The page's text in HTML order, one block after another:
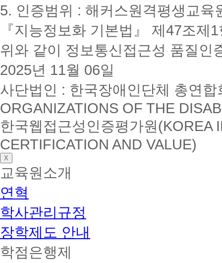
5. 인증범위 : 해커스원격평생교육
『지능정보화 기본법』 제47조
위와 같이 정보통신접근성 품질인
2025년 11월 06일
사단법인 : 한국장애인단체 총연
ORGANIZATIONS OF THE
한국웹접근성인증평가원(KOREA
CERTIFICATION AND VALUE)
X
교육원소개
연혁
학사관리규정
장학제도 안내
학점은행제